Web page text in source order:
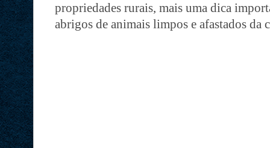
propriedades rurais, mais uma dica
abrigos de animais limpos e afastados da